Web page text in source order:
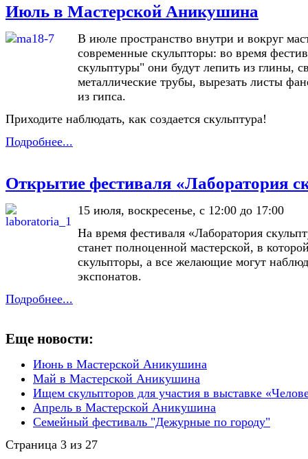
Июль в Мастерской Аникушина
В июле пространство внутри и вокруг
современные скульпторы: во время
скульптуры" они будут лепить из глины,
металлические трубы, вырезать листы
из гипса.
Приходите наблюдать, как создается скульптура!
Подробнее...
Открытие фестиваля «Лаборатория
15 июля, воскресенье, с 12:00 до 17:00
На время фестиваля «Лаборатория
станет полноценной мастерской, в
скульпторы, а все желающие могут
экспонатов.
Подробнее...
Еще новости:
Июнь в Мастерской Аникушина
Май в Мастерской Аникушина
Ищем скульпторов для участия в выставке
Апрель в Мастерской Аникушина
Семейный фестиваль "Дежурные по городу"
Страница 3 из 27